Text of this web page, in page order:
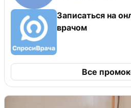
Записаться на
врачом
Все